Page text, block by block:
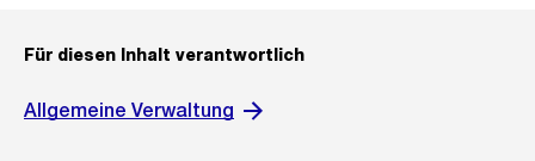
Für diesen Inhalt verantwortlich
Allgemeine Verwaltung